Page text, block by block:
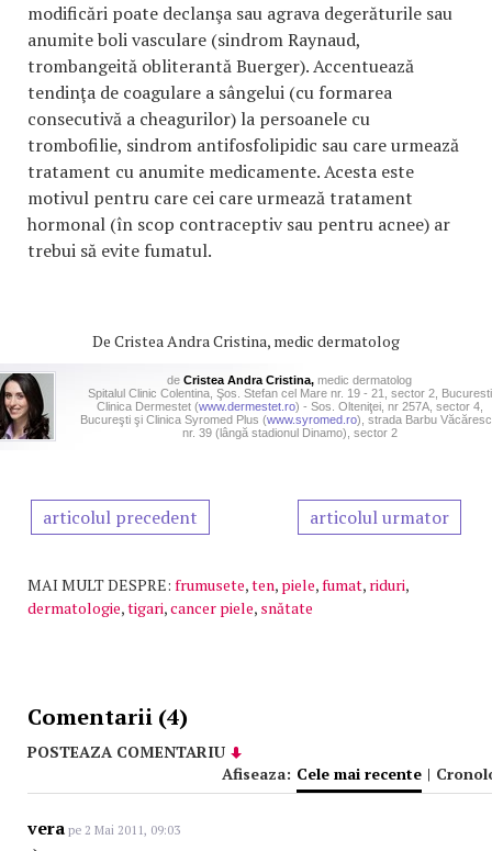
modificări poate declanşa sau agrava degerăturile sau
anumite boli vasculare (sindrom Raynaud,
trombangeită obliterantă Buerger). Accentuează
tendinţa de coagulare a sângelui (cu formarea
consecutivă a cheagurilor) la persoanele cu
trombofilie, sindrom antifosfolipidic sau care urmează
tratament cu anumite medicamente. Acesta este
motivul pentru care cei care urmează tratament
hormonal (în scop contraceptiv sau pentru acnee) ar
trebui să evite fumatul.
De Cristea Andra Cristina, medic dermatolog
de Cristea Andra Cristina, medic dermatolog
Spitalul Clinic Colentina, Şos. Stefan cel Mare nr. 19 - 21, sector 2, Bucuresti
Clinica Dermestet (www.dermestet.ro) - Sos. Olteniţei, nr 257A, sector 4,
Bucureşti şi Clinica Syromed Plus (www.syromed.ro), strada Barbu
nr. 39 (lângă stadionul Dinamo), sector 2
articolul precedent articolul urmator
MAI MULT DESPRE: frumusete,ten, piele,fumat, riduri,
dermatologie,tigari,cancer piele, snătate
Comentarii (4)
POSTEAZA COMENTARIU
Afiseaza: Cele mai recente |
vera pe 2 Mai 2011, 09:03